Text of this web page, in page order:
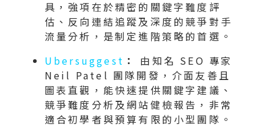
具，強項在於精密的關鍵字難度評
估、反向連結追蹤及深度的競爭對手
流量分析，是制定進階策略的首選。
Ubersuggest ：
由知名 SEO 專家
Neil Patel 團隊開發，介面友善且
圖表直觀，能快速提供關鍵字建議、
競爭難度分析及網站健檢報告，非常
適合初學者與預算有限的小型團隊。